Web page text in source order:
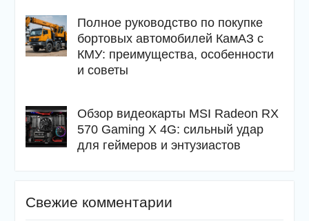
Полное руководство по покупке
бортовых автомобилей КамАЗ с
КМУ: преимущества, особенности
и советы
Обзор видеокарты MSI Radeon RX
570 Gaming X 4G: сильный удар
для геймеров и энтузиастов
Свежие комментарии